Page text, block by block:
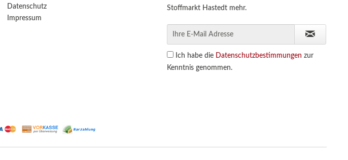
Datenschutz
Impressum
Stoffmarkt Hastedt mehr.
Ich habe die Datenschutzbestimmungen zur
Kenntnis genommen.